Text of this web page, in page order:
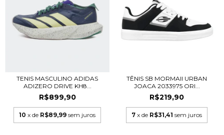
TENIS MASCULINO ADIDAS
ADIZERO DRIVE KH8...
R$899,90
10 x de R$89,99 sem juros
TÊNIS SB MORMAII URBAN
JOACA 2033975 ORI...
R$219,90
7 x de R$31,41 sem juros